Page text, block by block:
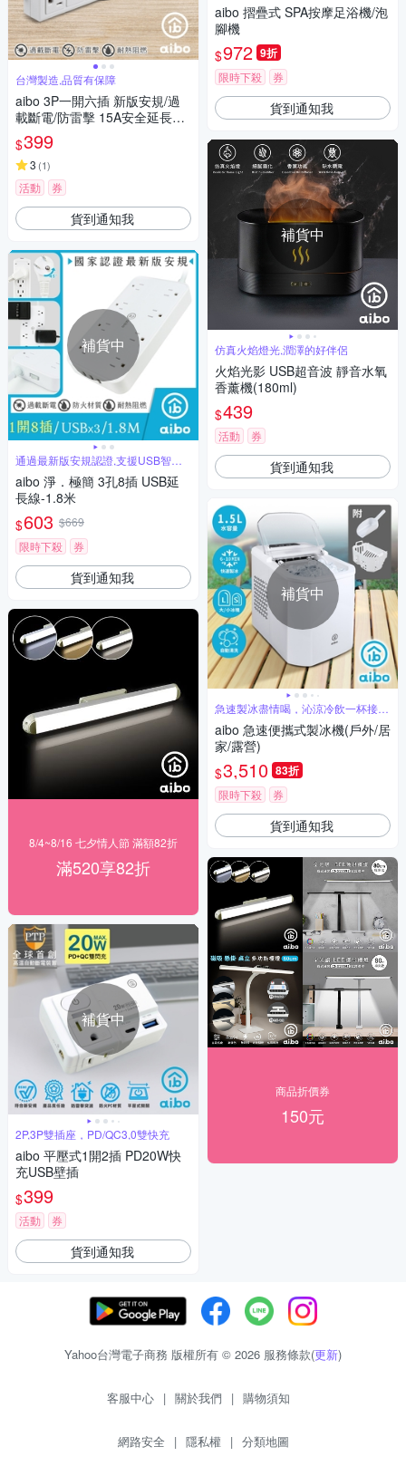
台灣製造,品質有保障
aibo 3P一開六插 新版安規/過
載斷電/防雷擊 15A安全延長線
(扁插)-1.8米
$399
3 (1)
活動 券
貨到通知我
補貨中
通過最新版安規認證,支援USB智慧
充電
aibo 淨．極簡 3孔8插 USB延
長線-1.8米
$603 $669
限時下殺
券
貨到通知我
8/4~8/16 七夕情人節 滿額82折
滿520享82折
補貨中
2P,3P雙插座，PD/QC3,0雙快充
aibo 平壓式1開2插 PD20W快
充USB壁插
$399
活動 券
貨到通知我
aibo 摺疊式 SPA按摩足浴機/泡
腳機
$972 9折
限時下殺 券
貨到通知我
補貨中
仿真火焰燈光,潤澤的好伴侶
火焰光影 USB超音波 靜音水氧
香薰機(180ml)
$439
活動 券
貨到通知我
補貨中
急速製冰盡情喝，沁涼冷飲一杯接一
杯
aibo 急速便攜式製冰機(戶外/居
家/露營)
$3,510 83折
限時下殺 券
貨到通知我
商品折價券
150元
Yahoo台灣電子商務 版權所有 © 2026 服務條款(更新)
客服中心 | 關於我們 | 購物須知
網路安全 | 隱私權 | 分類地圖